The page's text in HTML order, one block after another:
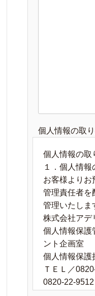
個人情報の取
個人情報の取
１．個人情
お客様よりお
管理責任者を
管理いたしま
株式会社アデ
個人情報保
ント企画室
個人情報保護
ＴＥＬ／
0820-22-9512